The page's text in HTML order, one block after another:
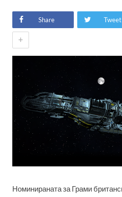
Share Tweet
+
Номинираната за Грами